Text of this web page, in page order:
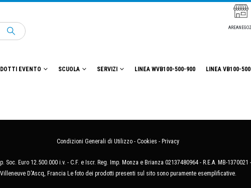
AREANEGOZI
EVENTO SCUOLA SERVIZI LINEA WVB100-500-900 LINEA VB100-
Condizioni Generali di Utilizzo - Cookies - Privacy
Euro 12.500.000 i.v. - C.F. e Iscr. Reg. Imp. Monza e Brianza 02137480964 - R.E.A. MB-
Villeneuve D'Ascq, Francia Le foto dei prodotti presenti sul sito sono puramente esemplificative.